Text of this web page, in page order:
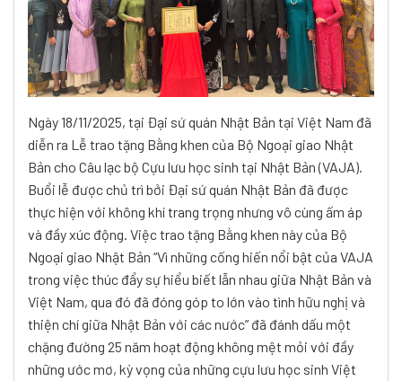
Ngày 18/11/2025, tại Đại sứ quán Nhật Bản tại Việt Nam đã
diễn ra Lễ trao tặng Bằng khen của Bộ Ngoại giao Nhật
Bản cho Câu lạc bộ Cựu lưu học sinh tại Nhật Bản (VAJA).
Buổi lễ được chủ trì bởi Đại sứ quán Nhật Bản đã được
thực hiện với không khí trang trọng nhưng vô cùng ấm áp
và đầy xúc động. Việc trao tặng Bằng khen này của Bộ
Ngoại giao Nhật Bản “Vì những cống hiến nổi bật của VAJA
trong việc thúc đẩy sự hiểu biết lẫn nhau giữa Nhật Bản và
Việt Nam, qua đó đã đóng góp to lớn vào tình hữu nghị và
thiện chí giữa Nhật Bản với các nước” đã đánh dấu một
chặng đường 25 năm hoạt động không mệt mỏi với đầy
những ước mơ, kỳ vọng của những cựu lưu học sinh Việt